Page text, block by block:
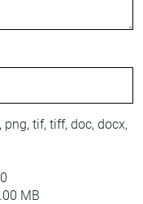
png, tif, tiff, doc, docx,
MB